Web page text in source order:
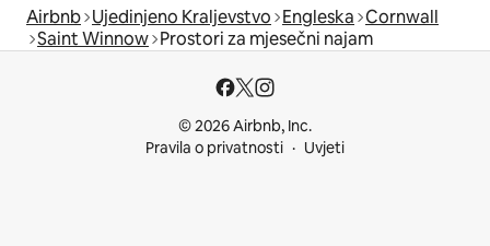
Airbnb Ujedinjeno Kraljevstvo Engleska Cornwall
Saint Winnow Prostori za mjesečni najam
© 2026 Airbnb, Inc.
Pravila o privatnosti
Uvjeti